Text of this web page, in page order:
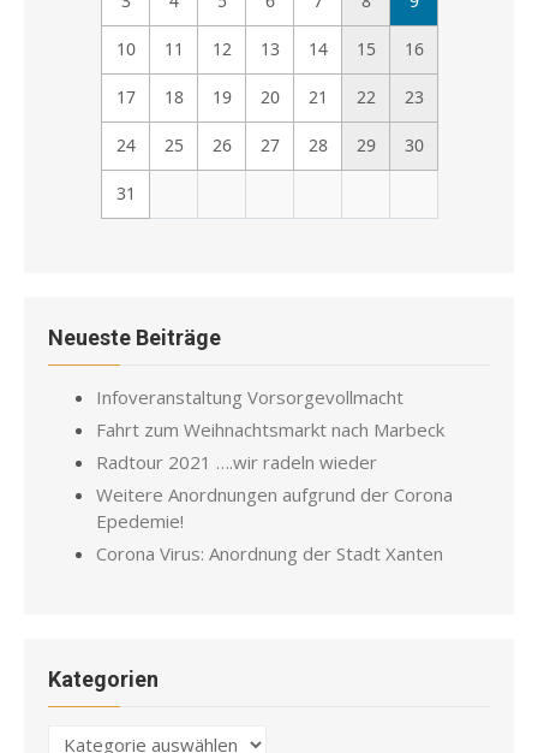
10 11 12 13 14 15 16
17 18 19 20 21 22 23
24 25 26 27 28 29 30
31
Neueste Beiträge
Infoveranstaltung Vorsorgevollmacht
Fahrt zum Weihnachtsmarkt nach Marbeck
Radtour 2021 ….wir radeln wieder
Weitere Anordnungen aufgrund der Corona
Epedemie!
Corona Virus: Anordnung der Stadt Xanten
Kategorien
Kategorien